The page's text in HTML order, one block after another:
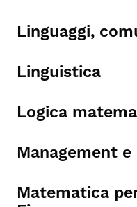
Linguaggi,
Linguistica
Logica
Management
Matematica